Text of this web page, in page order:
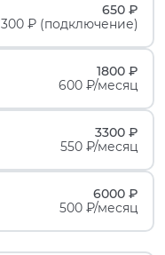
650 ₽
300 ₽ (подключение)
1800 ₽
600 ₽/месяц
3300 ₽
550 ₽/месяц
6000 ₽
500 ₽/месяц